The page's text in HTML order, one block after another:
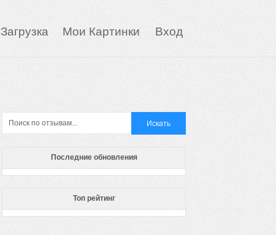
Загрузка Мои Картинки Вход
Последние обновления
Топ рейтинг